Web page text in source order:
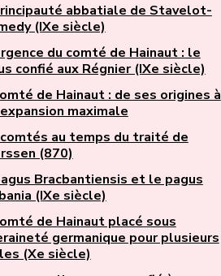
abbatiale de Stavelot-
(IXe siècle)
du comté de Hainaut : le
confié aux Régnier (IXe siècle)
de Hainaut : de ses origines à
maximale
au temps du traité de
(870)
Bracbantiensis et le pagus
(IXe siècle)
de Hainaut placé sous
germanique pour plusieurs
(Xe siècle)